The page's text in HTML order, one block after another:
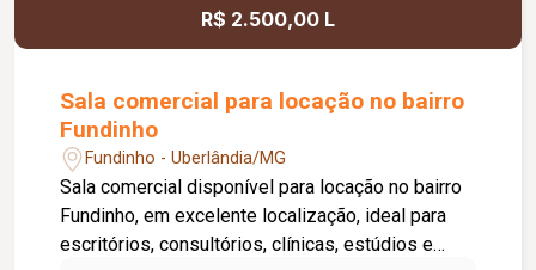
R$ 2.500,00 L
Sala comercial para locação no bairro
Fundinho
Fundinho - Uberlândia/MG
Sala comercial disponível para locação no bairro
Fundinho, em excelente localização, ideal para
escritórios, consultórios, clínicas, estúdios e